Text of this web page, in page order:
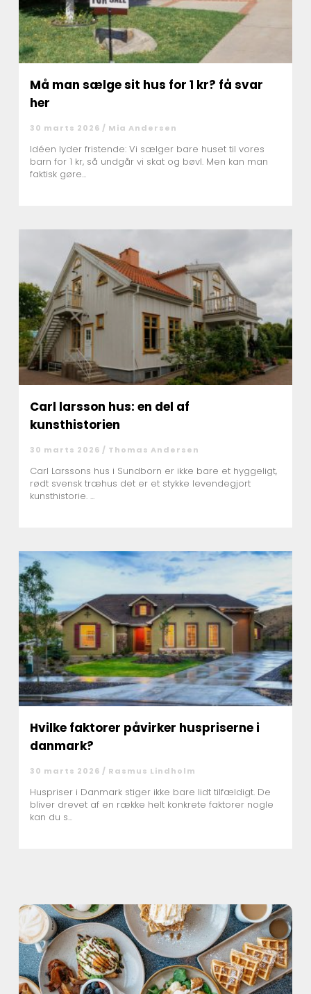
Må man sælge sit hus for 1 kr? få svar
her
30 marts 2026 / Mia Andersen
Idéen lyder fristende: Vi sælger bare huset til vores
barn for 1 kr, så undgår vi skat og bøvl. Men kan man
faktisk gøre...
Carl larsson hus: en del af
kunsthistorien
30 marts 2026 / Thomas Andersen
Carl Larssons hus i Sundborn er ikke bare et hyggeligt,
rødt svensk træhus det er et stykke levendegjort
kunsthistorie. ...
Hvilke faktorer påvirker huspriserne i
danmark?
30 marts 2026 / Rasmus Lindholm
Huspriser i Danmark stiger ikke bare lidt tilfældigt. De
bliver drevet af en række helt konkrete faktorer nogle
kan du s...